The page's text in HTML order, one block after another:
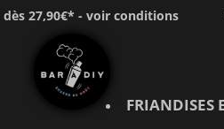
27,90€* - voir conditions
FRIANDISES